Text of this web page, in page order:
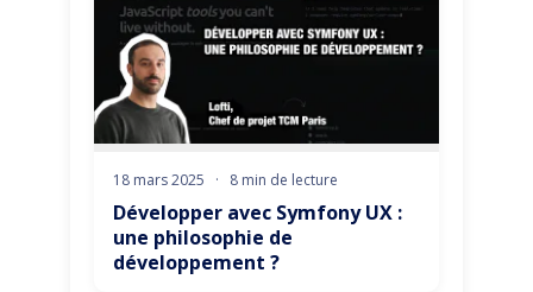
18 mars 2025 · 8 min de lecture
Développer avec Symfony UX :
une philosophie de
développement ?